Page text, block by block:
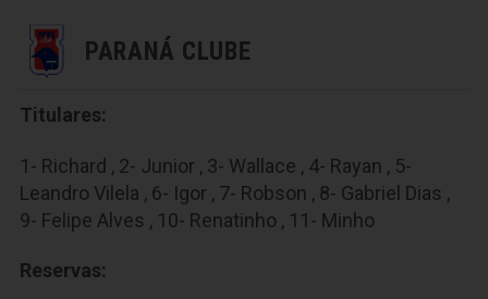
PARANÁ CLUBE
Titulares:
1- Richard , 2- Junior , 3- Wallace , 4- Rayan , 5-
Leandro Vilela , 6- Igor , 7- Robson , 8- Gabriel Dias ,
9- Felipe Alves , 10- Renatinho , 11- Minho
Reservas: